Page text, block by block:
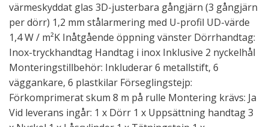
värmeskyddat glas 3D-justerbara gångjärn (3 gångjärn
per dörr) 1,2 mm stålarmering med U-profil UD-värde
1,4 W / m²K Inåtgående öppning vänster Dörrhandtag:
Inox-tryckhandtag Handtag i inox Inklusive 2 nyckelhål
Monteringstillbehör: Inkluderar 6 metallstift, 6
väggankare, 6 plastkilar Förseglingstejp:
Förkomprimerat skum 8 m på rulle Montering krävs: Ja
Vid leverans ingår: 1 x Dörr 1 x Uppsättning handtag 3